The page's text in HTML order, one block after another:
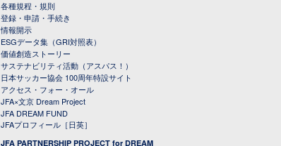
各種規程・規則
登録・申請・手続き
情報開示
ESGデータ集（GRI対照表）
価値創造ストーリー
サステナビリティ活動（アスパス！）
日本サッカー協会 100周年特設サイト
アクセス・フォー・オール
JFA×文京 Dream Project
JFA DREAM FUND
JFAプロフィール［日英］
JFA PARTNERSHIP PROJECT for DREAM